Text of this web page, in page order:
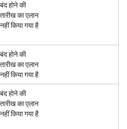
बंद होने की
तारीख का एलान
नहीं किया गया है
बंद होने की
तारीख का एलान
नहीं किया गया है
बंद होने की
तारीख का एलान
नहीं किया गया है